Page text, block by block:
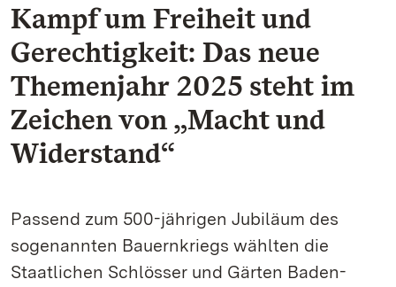
Kampf um Freiheit und
Gerechtigkeit: Das neue
Themenjahr 2025 steht im
Zeichen von „Macht und
Widerstand“
Passend zum 500-jährigen Jubiläum des
sogenannten Bauernkriegs wählten die
Staatlichen Schlösser und Gärten Baden-